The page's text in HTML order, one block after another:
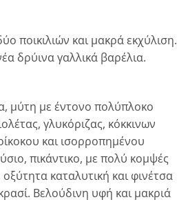
ποικιλιών και μακρά εκχύλιση.
δρύινα γαλλικά βαρέλια.
μύτη με έντονο πολύπλοκο
γλυκόριζας, κόκκινων
και ισορροπημένου
πικάντικο, με πολύ κομψές
καταλυτική και φινέτσα
Βελούδινη υφή και μακριά